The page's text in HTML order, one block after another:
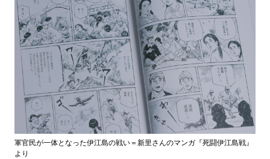
軍官民が一体となった伊江島の戦い＝新里さんのマンガ『死闘伊江島戦』
より